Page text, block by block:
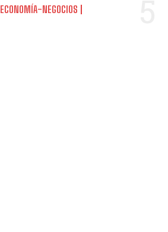
ECONOMÍA-NEGOCIOS